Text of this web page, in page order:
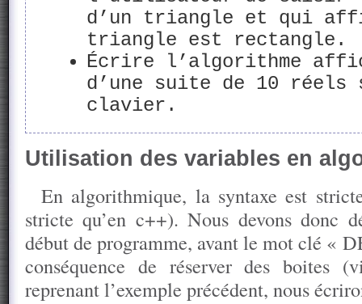
d’un triangle et qui
triangle est rectangle.
Écrire l’algorithme
d’une suite de 10 réels
clavier.
Utilisation des variables en
En algorithmique, la syntaxe est
stricte qu’en c++). Nous devons donc
début de programme, avant le mot clé «
conséquence de réserver des boites
reprenant l’exemple précédent, nous